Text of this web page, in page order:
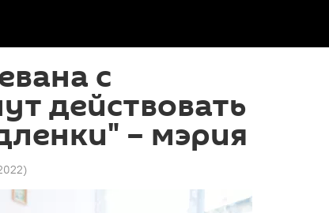
с
действовать
– мэрия
)